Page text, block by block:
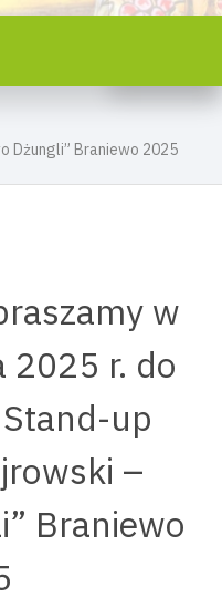
Dżungli” Braniewo 2025
w
2025 r. do
up
–
Braniewo